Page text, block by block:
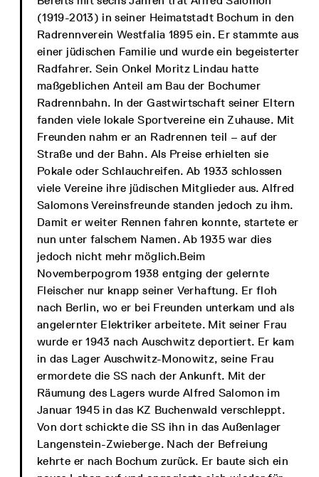
(1919-2013) in seiner Heimatstadt Bochum in den
Radrennverein Westfalia 1895 ein. Er stammte aus
einer jüdischen Familie und wurde ein begeisterter
Radfahrer. Sein Onkel Moritz Lindau hatte
maßgeblichen Anteil am Bau der Bochumer
Radrennbahn. In der Gastwirtschaft seiner Eltern
fanden viele lokale Sportvereine ein Zuhause. Mit
Freunden nahm er an Radrennen teil – auf der
Straße und der Bahn. Als Preise erhielten sie
Pokale oder Schlauchreifen. Ab 1933 schlossen
viele Vereine ihre jüdischen Mitglieder aus. Alfred
Salomons Vereinsfreunde standen jedoch zu ihm.
Damit er weiter Rennen fahren konnte, startete er
nun unter falschem Namen. Ab 1935 war dies
jedoch nicht mehr möglich.Beim
Novemberpogrom 1938 entging der gelernte
Fleischer nur knapp seiner Verhaftung. Er floh
nach Berlin, wo er bei Freunden unterkam und als
angelernter Elektriker arbeitete. Mit seiner Frau
wurde er 1943 nach Auschwitz deportiert. Er kam
in das Lager Auschwitz-Monowitz, seine Frau
ermordete die SS nach der Ankunft. Mit der
Räumung des Lagers wurde Alfred Salomon im
Januar 1945 in das KZ Buchenwald verschleppt.
Von dort schickte die SS ihn in das Außenlager
Langenstein-Zwieberge. Nach der Befreiung
kehrte er nach Bochum zurück. Er baute sich ein